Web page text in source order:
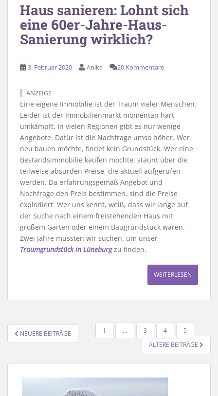
Haus sanieren: Lohnt sich
eine 60er-Jahre-Haus-
Sanierung wirklich?
3. Februar 2020 Anika 20 Kommentare
ANZEIGE
Eine eigene Immobilie ist der Traum vieler Menschen.
Leider ist der Immobilienmarkt momentan hart
umkämpft. In vielen Regionen gibt es nur wenige
Angebote. Dafür ist die Nachfrage umso höher. Wer
neu bauen möchte, findet kein Grundstück. Wer eine
Bestandsimmobilie kaufen möchte, staunt über die
teilweise absurden Preise, die aktuell aufgerufen
werden. Da erfahrungsgemäß Angebot und
Nachfrage den Preis bestimmen, sind die Preise
explodiert. Wer uns kennt, weiß, dass wir lange auf
der Suche nach einem freistehenden Haus mit
großem Garten oder einem Baugrundstück waren.
Zwei Jahre mussten wir suchen, um unser
Traumgrundstück in Lüneburgzu finden.
WEITERLESEN
SEITENNUMMERIERUNG
DER
NEUERE BEITRÄGE 1 … 3 4
5
ÄLTERE BEITRÄGE